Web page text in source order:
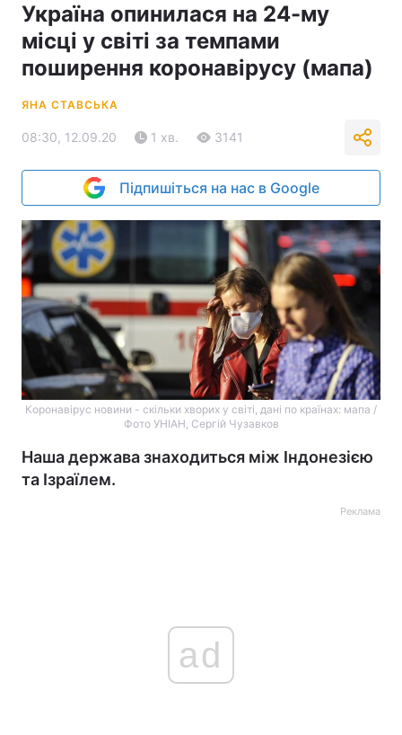
Україна опинилася на 24-му
місці у світі за темпами
поширення коронавірусу (мапа)
ЯНА СТАВСЬКА
08:30, 12.09.20 1 хв. 3141
Підпишіться на нас в Google
Коронавірус новини - скільки хворих у світі, дані по країнах: мапа /
Фото УНІАН, Сергій Чузавков
Наша держава знаходиться між Індонезією
та Ізраїлем.
Реклама
ad